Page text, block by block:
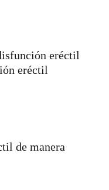
eréctil
eréctil
de manera